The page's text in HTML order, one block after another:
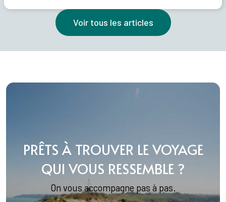
Voir tous les articles
PRÊTS À TROUVER LE VOYAGE
QUI VOUS RESSEMBLE ?
On vous accompagne pas à pas.